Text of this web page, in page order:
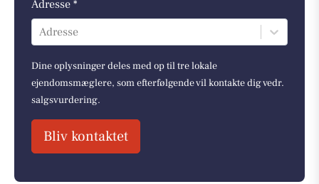
Adresse *
Adresse
Dine oplysninger deles med op til tre lokale
ejendomsmæglere, som efterfølgende vil kontakte dig vedr.
salgsvurdering.
Bliv kontaktet